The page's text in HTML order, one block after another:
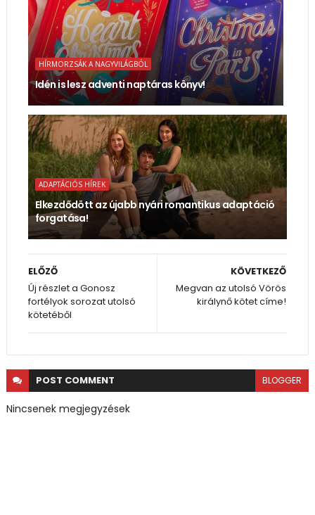
HÍRMORZSÁK A NAGYVILÁGBÓL
Idén is lesz adventi naptáras könyv!
ADAPTÁCIÓS HÍREK
Elkezdődött az újabb nyári romantikus adaptáció
forgatása!
KÖVETKEZŐ
Megvan az utolsó Vörös
királynő kötet címe!
ELŐZŐ
Új részlet a Gonosz
fortélyok sorozat utolsó
kötetéből
POST COMMENT BLOGGER
Nincsenek megjegyzések